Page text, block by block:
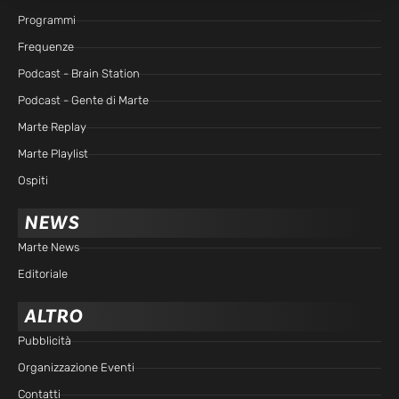
Programmi
Frequenze
Podcast - Brain Station
Podcast - Gente di Marte
Marte Replay
Marte Playlist
Ospiti
NEWS
Marte News
Editoriale
ALTRO
Pubblicità
Organizzazione Eventi
Contatti